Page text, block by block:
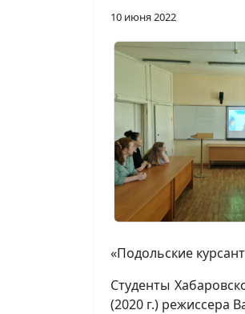
10 июня 2022
«Подольские
Студенты
(2020 г.) режиссера